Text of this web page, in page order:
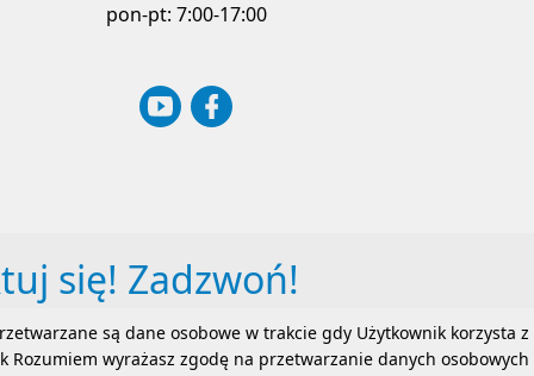
pon-pt: 7:00-17:00
się! Zadzwoń!
są dane osobowe w trakcie gdy Użytkownik korzysta z
wyrażasz zgodę na przetwarzanie danych osobowych